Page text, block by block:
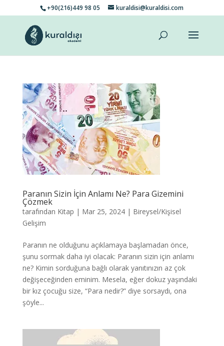
+90(216)449 98 05 kuraldisi@kuraldisi.com
Paranın Sizin İçin Anlamı Ne? Para Gizemini
Çözmek
tarafından Kitap | Mar 25, 2024| Bireysel/Kişisel
Gelişim
Paranın ne olduğunu açıklamaya başlamadan önce,
şunu sormak daha iyi olacak: Paranın sizin için anlamı
ne? Kimin sorduğuna bağlı olarak yanıtınızın az çok
değişeceğinden eminim. Mesela, eğer dokuz yaşındaki
bir kız çocuğu size, “Para nedir?” diye sorsaydı, ona
şöyle...